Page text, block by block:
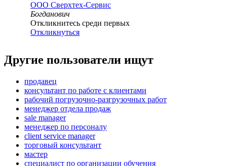
ООО Сверхтех-Сервис
Богданович
Откликнитесь среди первых
Откликнуться
Другие пользователи ищут
продавец
консультант по работе с клиентами
рабочий погрузочно-разгрузочных работ
менеджер отдела продаж
sale manager
менеджер по персоналу
client service manager
торговый консультант
мастер
специалист по организации обучения